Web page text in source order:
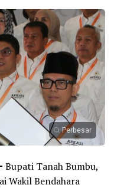
Perbesar
Bupati Tanah Bumbu,
Wakil Bendahara